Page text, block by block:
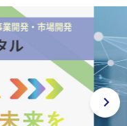
く
次へ